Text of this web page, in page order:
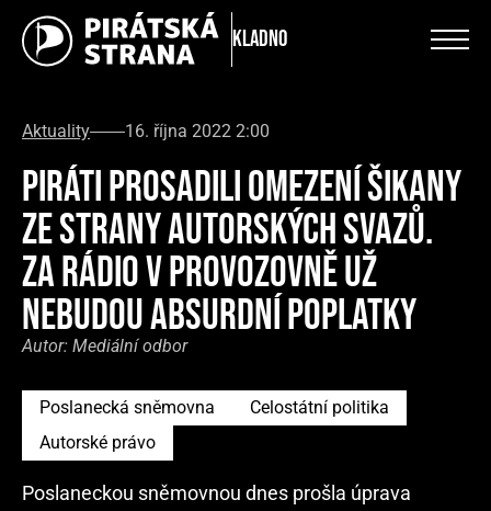
Kladno
Aktuality 16. října 2022 2:00
PIRÁTI PROSADILI OMEZENÍ ŠIKANY
ZE STRANY AUTORSKÝCH SVAZŮ.
ZA RÁDIO V PROVOZOVNĚ UŽ
NEBUDOU ABSURDNÍ POPLATKY
Autor: Mediální odbor
Poslanecká sněmovna
Celostátní politika
Autorské právo
Poslaneckou sněmovnou dnes prošla úprava